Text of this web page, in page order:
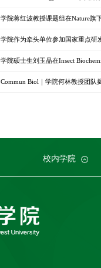
学院蒋红波教授课题组在Nature旗
学院作为牵头单位参加国家重点研
学院硕士生刘玉晶在Insect
Commun Biol｜学院何林教授团队
校内学院